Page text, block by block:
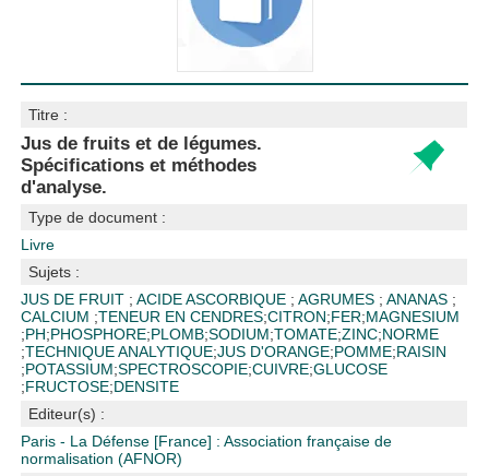
Titre :
Jus de fruits et de légumes.
Spécifications et méthodes
d'analyse.
Type de document :
Livre
Sujets :
JUS DE FRUIT ;ACIDE ASCORBIQUE ;AGRUMES ;ANANAS ;
CALCIUM ;TENEUR EN CENDRES;CITRON;FER;MAGNESIUM
;PH;PHOSPHORE;PLOMB;SODIUM;TOMATE;ZINC;NORME
;TECHNIQUE ANALYTIQUE;JUS D'ORANGE;POMME;RAISIN
;POTASSIUM;SPECTROSCOPIE;CUIVRE;GLUCOSE
;FRUCTOSE;DENSITE
Editeur(s) :
Paris - La Défense [France] : Association française de
normalisation (AFNOR)